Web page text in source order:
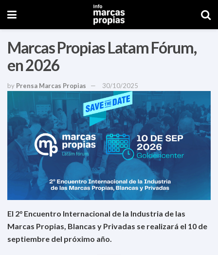
Marcas Propias Latam Fórum,
en 2026
by Prensa Marcas Propias 30/10/2025
El 2° Encuentro Internacional de la Industria de las
Marcas Propias, Blancas y Privadas se realizará el 10 de
septiembre del próximo año.